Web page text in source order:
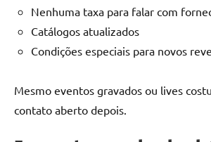
Nenhuma taxa para falar com
Catálogos atualizados
Condições especiais para novos
Mesmo eventos gravados ou lives
contato aberto depois.